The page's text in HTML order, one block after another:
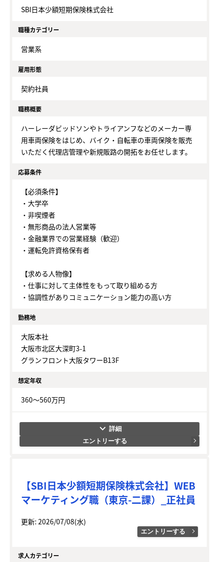
SBI日本少額短期保険株式会社
職種カテゴリー
営業系
雇用形態
契約社員
職務概要
ハーレーダビッドソンやトライアンフなどのメーカー専
用車両保険をはじめ、バイク・自転車の車両保険を販売
いただく代理店管理や新規販路の開拓をお任せします。
応募条件
【必須条件】
・大学卒
・非喫煙者
・無形商品の法人営業等
・金融業界での営業経験（歓迎）
・運転免許資格保有者
【求める人物像】
・仕事に対して主体性をもって取り組める方
・協調性がありコミュニケーション能力の高い方
勤務地
大阪本社
大阪市北区大深町3-1
グランフロント大阪タワーB13F
想定年収
360～560万円
keyboard_arrow_down
エントリーする
【SBI日本少額短期保険株式会社】WEB
マーケティング職（東京-二課）_正社員
更新: 2026/07/08(水)
エントリーする
求人カテゴリー